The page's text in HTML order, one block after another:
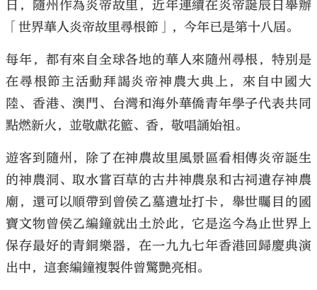
日，隨州作為炎帝故里，近年連續在炎帝誕辰日舉辦
「世界華人炎帝故里尋根節」，今年已是第十八屆。
每年，都有來自全球各地的華人來隨州尋根，特別是
在尋根節主活動拜謁炎帝神農大典上，來自中國大
陸、香港、澳門、台灣和海外華僑青年學子代表共同
點燃新火，並敬獻花籃、香，敬唱誦始祖。
遊客到隨州，除了在神農故里風景區看相傳炎帝誕生
的神農洞、取水嘗百草的古井神農泉和古祠遺存神農
廟，還可以順帶到曾侯乙墓遺址打卡，舉世矚目的國
寶文物曾侯乙編鐘就出土於此，它是迄今為止世界上
保存最好的青銅樂器，在一九九七年香港回歸慶典演
出中，這套編鐘複製件曾驚艷亮相。